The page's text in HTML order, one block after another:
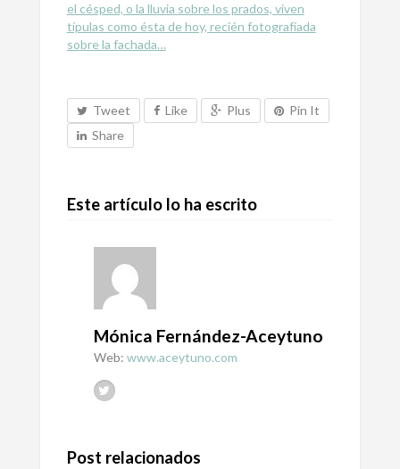
el césped, o la lluvia sobre los prados, viven
típulas como ésta de hoy, recién fotografíada
sobre la fachada…
Tweet Like Plus
Pin It
Share
Este artículo lo ha escrito
Mónica Fernández-Aceytuno
Web: www.aceytuno.com
Post relacionados